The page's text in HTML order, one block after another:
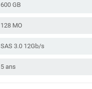
600 GB
128 MO
SAS 3.0 12Gb/s
5 ans